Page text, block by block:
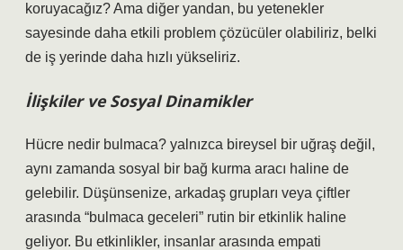
koruyacağız? Ama diğer yandan, bu yetenekler
sayesinde daha etkili problem çözücüler olabiliriz, belki
de iş yerinde daha hızlı yükseliriz.
İlişkiler ve Sosyal Dinamikler
Hücre nedir bulmaca? yalnızca bireysel bir uğraş değil,
aynı zamanda sosyal bir bağ kurma aracı haline de
gelebilir. Düşünsenize, arkadaş grupları veya çiftler
arasında “bulmaca geceleri” rutin bir etkinlik haline
geliyor. Bu etkinlikler, insanlar arasında empati